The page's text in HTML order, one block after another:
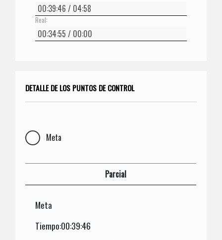
Real:
DETALLE DE LOS PUNTOS DE CONTROL
Meta
Parcial
Meta
Tiempo:00:39:46